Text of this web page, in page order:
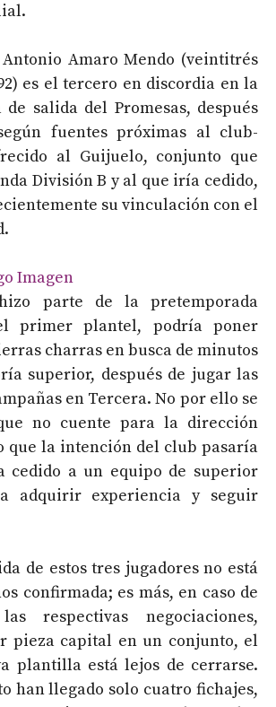
Amaro Mendo (veintitrés
es el tercero en discordia en la
salida del Promesas, después
fuentes próximas al club-
al Guijuelo, conjunto que
División B y al que iría cedido,
su vinculación con el
parte de la pretemporada
primer plantel, podría poner
charras en busca de minutos
superior, después de jugar las
en Tercera. No por ello se
no cuente para la dirección
que la intención del club pasaría
cedido a un equipo de superior
adquirir experiencia y seguir
de estos tres jugadores no está
confirmada; es más, en caso de
respectivas negociaciones,
pieza capital en un conjunto, el
plantilla está lejos de cerrarse.
han llegado solo cuatro fichajes,